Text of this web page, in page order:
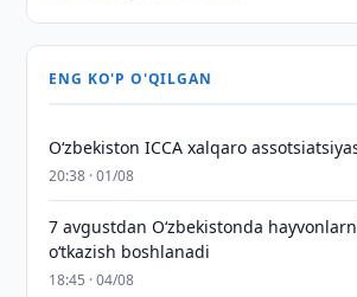
ENG KO'P O'QILGAN
O‘zbekiston ICCA xalqaro
20:38 · 01/08
7 avgustdan O‘zbekistonda
o‘tkazish boshlanadi
18:45 · 04/08